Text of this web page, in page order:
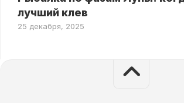
лучший клев
25 декабря, 2025